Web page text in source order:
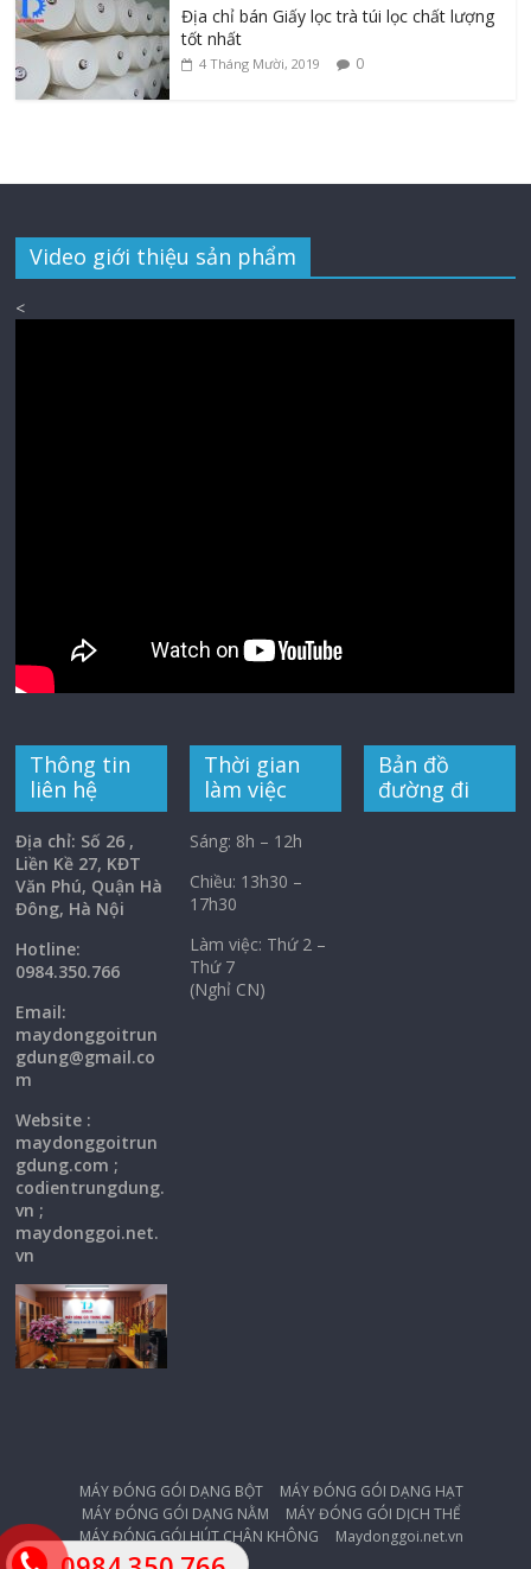
Địa chỉ bán Giấy lọc trà túi lọc chất lượng
tốt nhất
4 Tháng Mười, 2019 0
Video giới thiệu sản phẩm
<
Thông tin
liên hệ
Địa chỉ: Số 26 ,
Liền Kề 27, KĐT
Văn Phú, Quận Hà
Đông, Hà Nội
Hotline:
0984.350.766
Email:
maydonggoitrun
gdung@gmail.co
m
Website :
maydonggoitrun
gdung.com ;
codientrungdung.
vn ;
maydonggoi.net.
vn
Thời gian
làm việc
Sáng: 8h – 12h
Chiều: 13h30 –
17h30
Làm việc: Thứ 2 –
Thứ 7
(Nghỉ CN)
Bản đồ
đường đi
MÁY ĐÓNG GÓI DẠNG BỘT
MÁY ĐÓNG GÓI DẠNG HẠT
MÁY ĐÓNG GÓI DẠNG NẰM
MÁY ĐÓNG GÓI DỊCH THỂ
MÁY ĐÓNG GÓI HÚT CHÂN KHÔNG
Maydonggoi.net.vn